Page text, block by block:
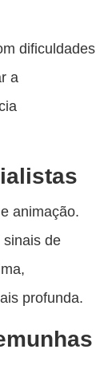
dificuldades
a
animação.
sinais de
profunda.